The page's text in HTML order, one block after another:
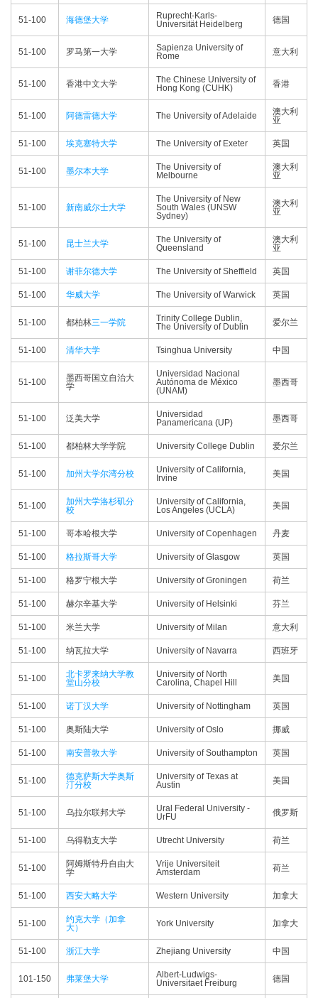
51-100 海德堡大学
Ruprecht-Karls-
Universität Heidelberg
德国
51-100 罗马第一大学
Sapienza University of
Rome
意大利
51-100 香港中文大学
The Chinese University of
Hong Kong (CUHK)
香港
51-100 阿德雷德大学 The University of Adelaide
澳大利
亚
51-100 埃克塞特大学 The University of Exeter 英国
51-100 墨尔本大学
The University of
Melbourne
澳大利
亚
51-100 新南威尔士大学
The University of New
South Wales (UNSW
Sydney)
澳大利
亚
51-100 昆士兰大学
The University of
Queensland
澳大利
亚
51-100 谢菲尔德大学 The University of Sheffield 英国
51-100 华威大学 The University of Warwick 英国
51-100 都柏林三一学院
Trinity College Dublin,
The University of Dublin
爱尔兰
51-100 清华大学 Tsinghua University 中国
51-100
墨西哥国立自治大
学
Universidad Nacional
Autónoma de México
(UNAM)
墨西哥
51-100 泛美大学
Universidad
Panamericana (UP)
墨西哥
51-100 都柏林大学学院 University College Dublin 爱尔兰
51-100 加州大学尔湾分校
University of California,
Irvine
美国
51-100
加州大学洛杉矶分
校
University of California,
Los Angeles (UCLA)
美国
51-100 哥本哈根大学 University of Copenhagen 丹麦
51-100 格拉斯哥大学 University of Glasgow 英国
51-100 格罗宁根大学 University of Groningen 荷兰
51-100 赫尔辛基大学 University of Helsinki 芬兰
51-100 米兰大学 University of Milan 意大利
51-100 纳瓦拉大学 University of Navarra 西班牙
51-100
北卡罗来纳大学教
堂山分校
University of North
Carolina, Chapel Hill
美国
51-100 诺丁汉大学 University of Nottingham 英国
51-100 奥斯陆大学 University of Oslo 挪威
51-100 南安普敦大学 University of Southampton 英国
51-100
德克萨斯大学奥斯
汀分校
University of Texas at
Austin
美国
51-100 乌拉尔联邦大学
Ural Federal University -
UrFU
俄罗斯
51-100 乌得勒支大学 Utrecht University 荷兰
51-100
阿姆斯特丹自由大
学
Vrije Universiteit
Amsterdam
荷兰
51-100 西安大略大学 Western University 加拿大
51-100
约克大学（加拿
大）
York University 加拿大
51-100 浙江大学 Zhejiang University 中国
101-150 弗莱堡大学
Albert-Ludwigs-
Universitaet Freiburg
德国